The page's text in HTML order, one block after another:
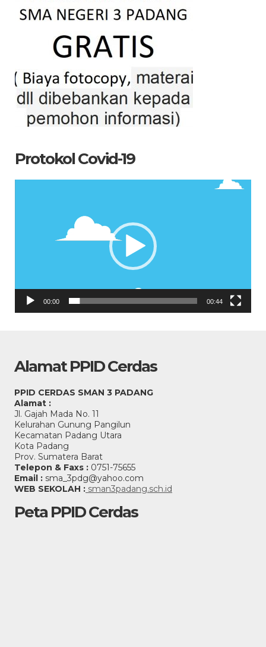
Protokol Covid-19
00:00 00:44
Alamat PPID Cerdas
PPID CERDAS SMAN 3 PADANG
Alamat :
Jl. Gajah Mada No. 11
Kelurahan Gunung Pangilun
Kecamatan Padang Utara
Kota Padang
Prov. Sumatera Barat
Telepon & Faxs : 0751-75655
Email : sma_3pdg@yahoo.com
WEB SEKOLAH : sman3padang.sch.id
Peta PPID Cerdas